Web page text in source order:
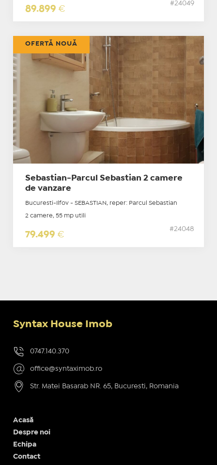
89.899 €
#24049
Sebastian-Parcul Sebastian 2 camere
de vanzare
Bucuresti-Ilfov - SEBASTIAN, reper: Parcul Sebastian
2 camere, 55 mp utili
79.499 €
#24048
OFERTĂ NOUĂ
Syntax House Imob
0747.140.370
office@syntaximob.ro
Str. Matei Basarab NR. 65, Bucuresti, Romania
Acasă
Despre noi
Echipa
Contact